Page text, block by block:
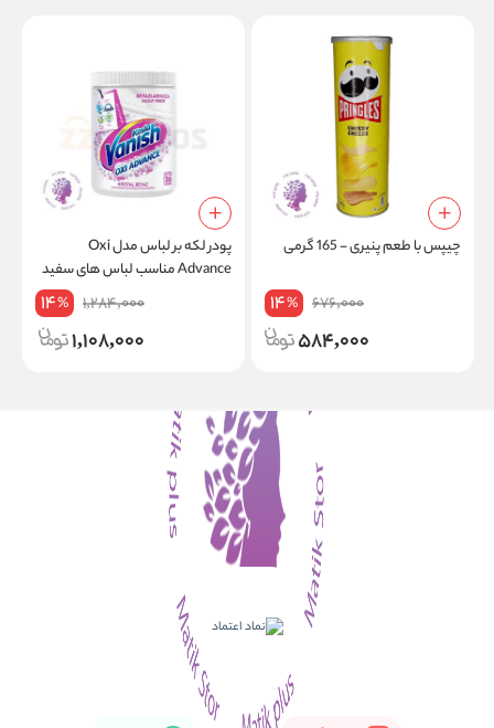
چیپس با طعم پنیری - 165 گرمی
676,000
14%
584,000
پودر لکه بر لباس مدل Oxi
Advance مناسب لباس‌ های سفید
1,284,000
14%
1,108,000